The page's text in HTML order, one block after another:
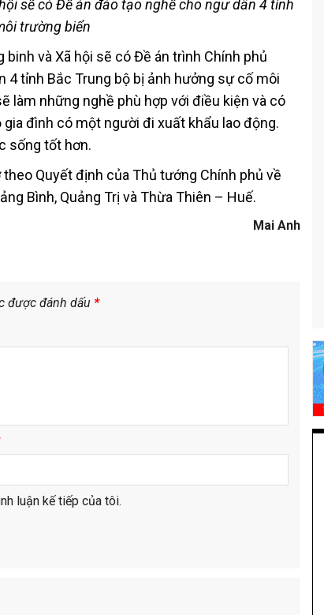
sẽ có Đề án đào tạo nghề cho ngư dân 4 tỉnh
trường biển
và Xã hội sẽ có Đề án trình Chính phủ
4 tỉnh Bắc Trung bộ bị ảnh hưởng sự cố môi
làm những nghề phù hợp với điều kiện và có
đình có một người đi xuất khẩu lao động.
sống tốt hơn.
Quyết định của Thủ tướng Chính phủ về
Bình, Quảng Trị và Thừa Thiên – Huế.
Mai Anh
được đánh dấu *
luận kế tiếp của tôi.